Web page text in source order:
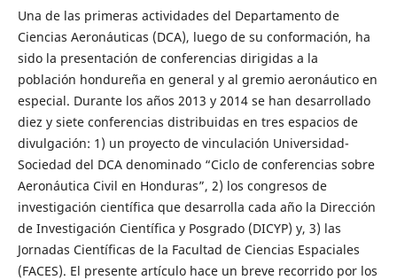
Una de las primeras actividades del Departamento de
Ciencias Aeronáuticas (DCA), luego de su conformación, ha
sido la presentación de conferencias dirigidas a la
población hondureña en general y al gremio aeronáutico en
especial. Durante los años 2013 y 2014 se han desarrollado
diez y siete conferencias distribuidas en tres espacios de
divulgación: 1) un proyecto de vinculación Universidad-
Sociedad del DCA denominado “Ciclo de conferencias sobre
Aeronáutica Civil en Honduras”, 2) los congresos de
investigación científica que desarrolla cada año la Dirección
de Investigación Científica y Posgrado (DICYP) y, 3) las
Jornadas Científicas de la Facultad de Ciencias Espaciales
(FACES). El presente artículo hace un breve recorrido por los